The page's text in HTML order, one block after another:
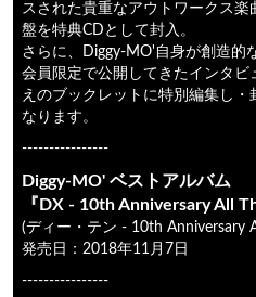
スされた貴重なアウトワークス
盤を特典CDとして封入。
さらに、Diggy-MO'自身が創造的
会員限定で公開してきたインタビ
えのブックレットに特別編集し・
なります。
----------------
Diggy-MO' ベストアルバム
『DX - 10th Anniversary All
(ディー・テン - 10th Anniversary
発売日：2018年11月7日
----------------